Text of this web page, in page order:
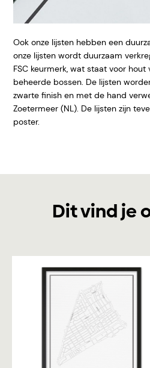
Ook onze lijsten hebben een
onze lijsten wordt duurzaam
FSC keurmerk, wat staat voor
beheerde bossen. De lijsten
zwarte finish en met de hand
Zoetermeer (NL). De lijsten zijn
poster.
Dit vind je